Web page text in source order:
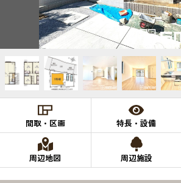
間取・区画 特長・設備
周辺地図 周辺施設